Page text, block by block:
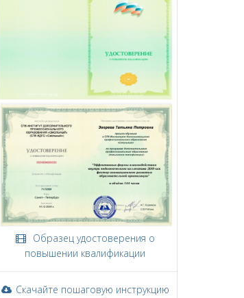
Образец удостоверения о
повышении квалификации
Скачайте пошаговую инструкцию